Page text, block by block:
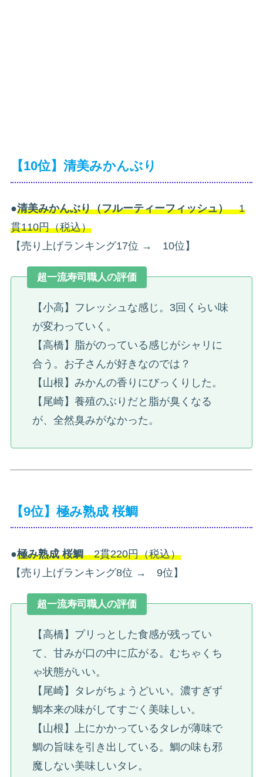
【10位】清美みかんぶり
●清美みかんぶり（フルーティーフィッシュ）1
貫110円（税込）
【売り上げランキング17位 → 10位】
超一流寿司職人の評価
【小高】フレッシュな感じ。3回くらい味
が変わっていく。
【高橋】脂がのっている感じがシャリに
合う。お子さんが好きなのでは？
【山根】みかんの香りにびっくりした。
【尾崎】養殖のぶりだと脂が臭くなる
が、全然臭みがなかった。
【9位】極み熟成 桜鯛
●極み熟成 桜鯛2貫220円（税込）
【売り上げランキング8位 → 9位】
超一流寿司職人の評価
【高橋】プリっとした食感が残ってい
て、甘みが口の中に広がる。むちゃくち
ゃ状態がいい。
【尾崎】タレがちょうどいい。濃すぎず
鯛本来の味がしてすごく美味しい。
【山根】上にかかっているタレが薄味で
鯛の旨味を引き出している。鯛の味も邪
魔しない美味しいタレ。